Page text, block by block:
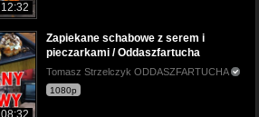
12:32
Zapiekane schabowe z serem i
pieczarkami / Oddaszfartucha
Tomasz Strzelczyk ODDASZFARTUCHA
1080p